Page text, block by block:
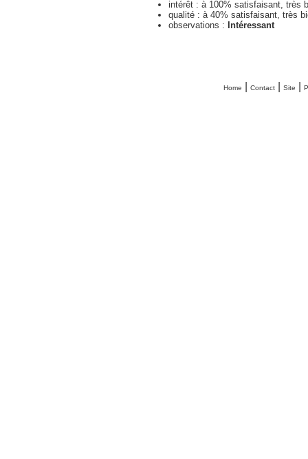
intérêt : à 100% satisfaisant, très
qualité : à 40% satisfaisant, très
observations : Intéressant
Home Contact| Site